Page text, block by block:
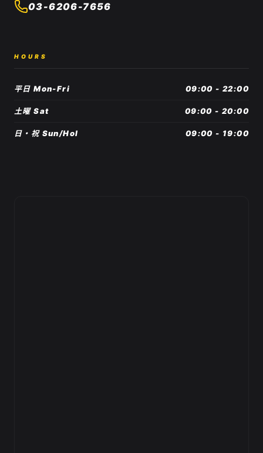
03-6206-7656
HOURS
平日 Mon-Fri 09:00 - 22:00
土曜 Sat 09:00 - 20:00
日・祝 Sun/Hol 09:00 - 19:00